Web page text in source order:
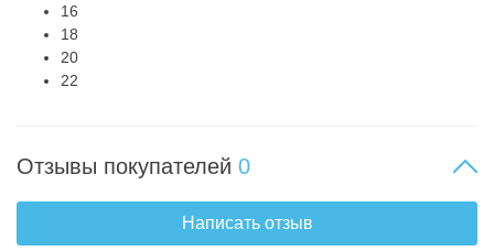
16
18
20
22
Отзывы покупателей 0
Написать отзыв